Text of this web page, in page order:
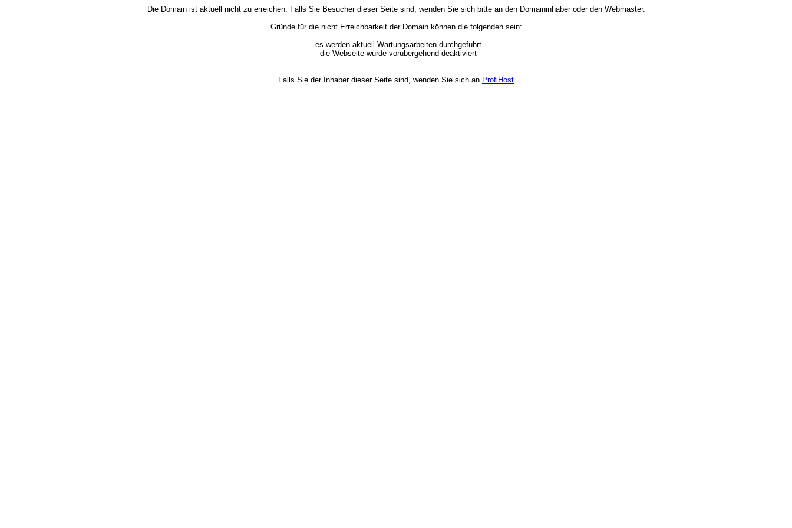
Die Domain ist aktuell nicht zu erreichen. Falls Sie Besucher dieser Seite sind, wenden Sie sich bitte an den Domaininhaber oder den Webmaster.
Gründe für die nicht Erreichbarkeit der Domain können die folgenden sein:
- es werden aktuell Wartungsarbeiten durchgeführt
- die Webseite wurde vorübergehend deaktiviert
Falls Sie der Inhaber dieser Seite sind, wenden Sie sich an ProfiHost